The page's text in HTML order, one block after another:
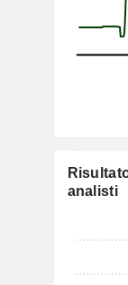
analisti